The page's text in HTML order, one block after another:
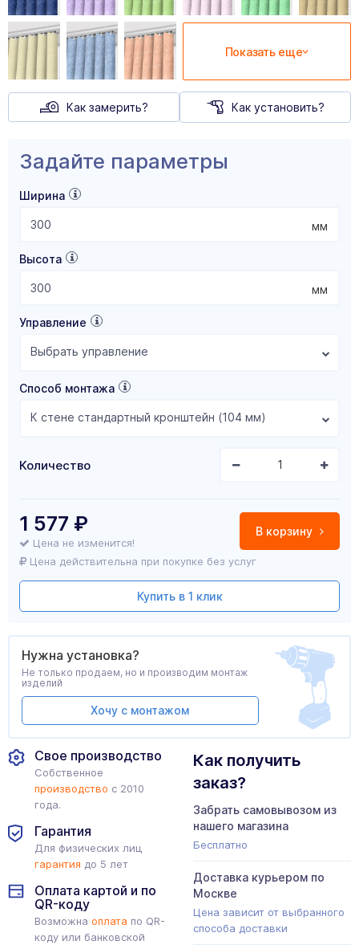
Показать еще
Как замерить? Как установить?
Задайте параметры
Ширина
мм
Высота
мм
Управление
Выбрать управление
Способ монтажа
К стене стандартный кронштейн (104 мм)
Количество
В корзину
1 577 ₽
Цена не изменится!
Цена действительна при покупке без услуг
Купить в 1 клик
Свое производство
Собственное
производство с 2010
года.
Гарантия
Для физических лиц
гарантия до 5 лет
Оплата картой и по
QR-коду
Возможна оплата по QR-
коду или банковской
Как получить
заказ?
Забрать самовывозом из
нашего магазина
Бесплатно
Доставка курьером по
Москве
Цена зависит от выбранного
способа доставки
Нужна установка?
Не только продаем, но и производим монтаж
изделий
Хочу с монтажом